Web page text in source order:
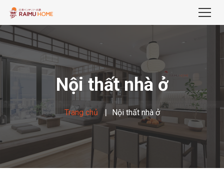
Nội thất nhà ở
Trang chủ Nội thất nhà ở